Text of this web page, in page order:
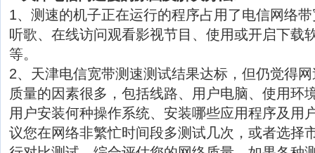
1、测速的机子正在运行的程序占用了电信网络
听歌、在线访问观看影视节目、使用或开启下载
等。
2、天津电信宽带测速测试结果达标，但仍觉得
质量的因素很多，包括线路、用户电脑、使用环
用户安装何种操作系统、安装哪些应用程序及用
议您在网络非繁忙时间段多测试几次，或者选择